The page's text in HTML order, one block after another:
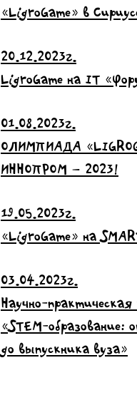
«LigroGame» в
20.12.2023г.
LigroGame на IT
01.08.2023г.
ОЛИМПИАДА
ИННОПРОМ – 2023!
19.05.2023г.
«LigroGame» на
03.04.2023г.
Научно-
«STEM-образование:
до выпускника вуза»